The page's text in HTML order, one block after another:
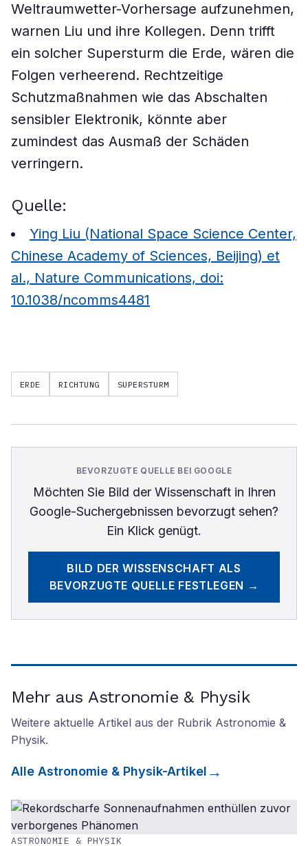
Weltraumwetter-Vorhersage aufzunehmen,
warnen Liu und ihre Kollegen. Denn trifft
ein solcher Supersturm die Erde, wären die
Folgen verheerend. Rechtzeitige
Schutzmaßnahmen wie das Abschalten
sensibler Elektronik, könnte aber
zumindest das Ausmaß der Schäden
verringern.
Quelle:
Ying Liu (National Space Science Center,
Chinese Academy of Sciences, Beijing) et
al., Nature Communications, doi:
10.1038/ncomms4481
ERDE RICHTUNG SUPERSTURM
BEVORZUGTE QUELLE BEI GOOGLE
Möchten Sie Bild der Wissenschaftin Ihren
Google-Suchergebnissen bevorzugt sehen?
Ein Klick genügt.
BILD DER WISSENSCHAFT ALS
BEVORZUGTE QUELLE FESTLEGEN →
Mehr aus Astronomie & Physik
Weitere aktuelle Artikel aus der Rubrik Astronomie &
Physik.
Alle Astronomie & Physik-Artikel
ASTRONOMIE & PHYSIK